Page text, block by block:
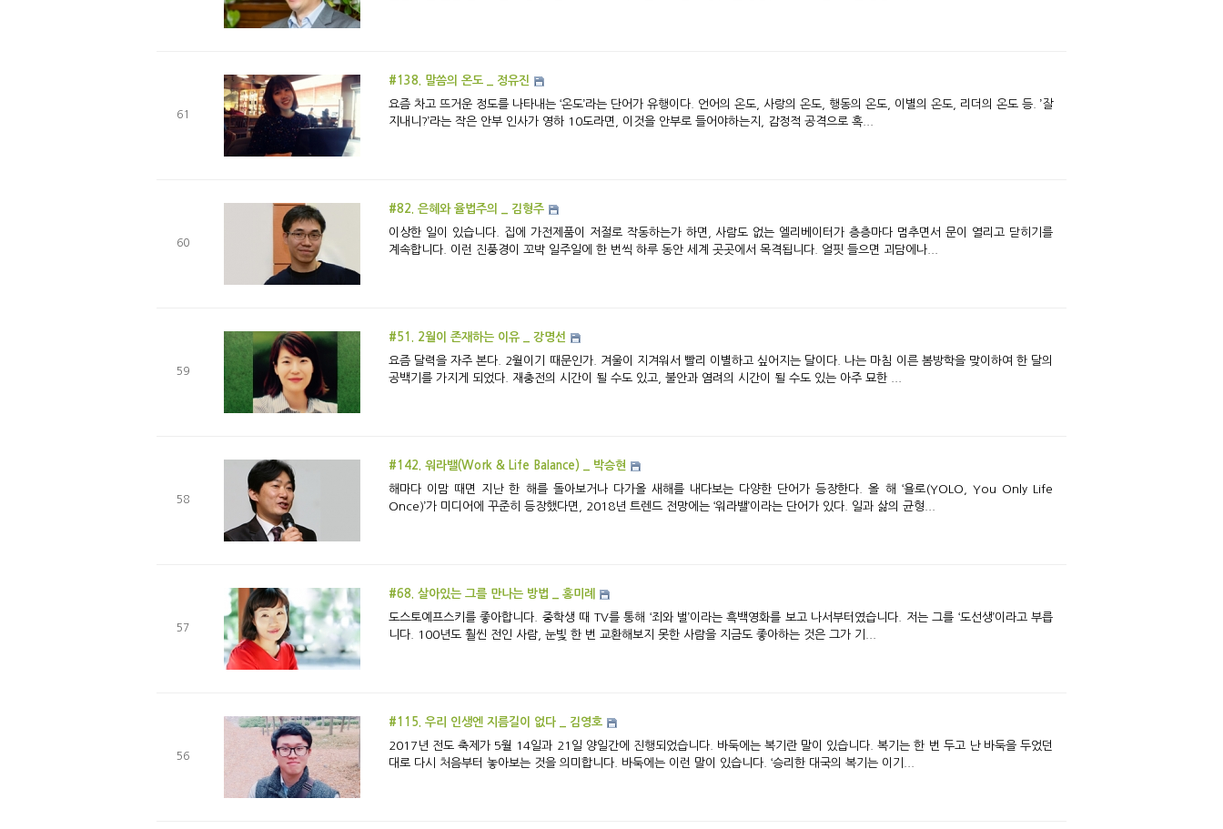
61
#138. 말씀의 온도 _ 정유진
요즘 차고 뜨거운 정도를 나타내는 ‘온도’라는 단어가 유행이다. 언어의 온도, 사랑의 온도, 행동의 온도, 이별의 온도, 리더의 온도 등. ’잘
지내니?’라는 작은 안부 인사가 영하 10도라면, 이것을 안부로 들어야하는지, 감정적 공격으로 혹...
60
#82. 은혜와 율법주의 _ 김형주
이상한 일이 있습니다. 집에 가전제품이 저절로 작동하는가 하면, 사람도 없는 엘리베이터가 층층마다 멈추면서 문이 열리고 닫히기를
계속합니다. 이런 진풍경이 꼬박 일주일에 한 번씩 하루 동안 세계 곳곳에서 목격됩니다. 얼핏 들으면 괴담에나...
59
#51. 2월이 존재하는 이유 _ 강명선
요즘 달력을 자주 본다. 2월이기 때문인가. 겨울이 지겨워서 빨리 이별하고 싶어지는 달이다. 나는 마침 이른 봄방학을 맞이하여 한 달의
공백기를 가지게 되었다. 재충전의 시간이 될 수도 있고, 불안과 염려의 시간이 될 수도 있는 아주 묘한 ...
58
#142. 워라밸(Work & Life Balance) _ 박승현
해마다 이맘 때면 지난 한 해를 돌아보거나 다가올 새해를 내다보는 다양한 단어가 등장한다. 올 해 ‘욜로(YOLO, You Only Life
Once)’가 미디어에 꾸준히 등장했다면, 2018년 트렌드 전망에는 ‘워라밸’이라는 단어가 있다. 일과 삶의 균형...
57
#68. 살아있는 그를 만나는 방법 _ 홍미례
도스토예프스키를 좋아합니다. 중학생 때 TV를 통해 ‘죄와 벌’이라는 흑백영화를 보고 나서부터였습니다. 저는 그를 ‘도선생’이라고 부릅
니다. 100년도 훨씬 전인 사람, 눈빛 한 번 교환해보지 못한 사람을 지금도 좋아하는 것은 그가 기...
56
#115. 우리 인생엔 지름길이 없다 _ 김영호
2017년 전도 축제가 5월 14일과 21일 양일간에 진행되었습니다. 바둑에는 복기란 말이 있습니다. 복기는 한 번 두고 난 바둑을 두었던
대로 다시 처음부터 놓아보는 것을 의미합니다. 바둑에는 이런 말이 있습니다. ‘승리한 대국의 복기는 이기...